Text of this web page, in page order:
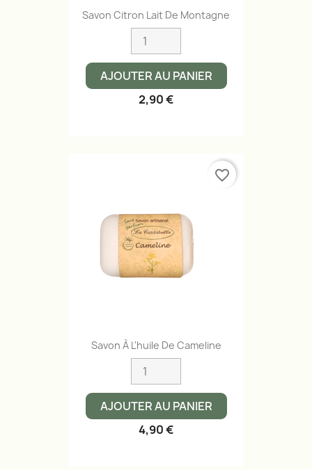
Savon Citron Lait De Montagne
AJOUTER AU PANIER
2,90 €
Savon À L'huile De Cameline
AJOUTER AU PANIER
4,90 €
favorite_border